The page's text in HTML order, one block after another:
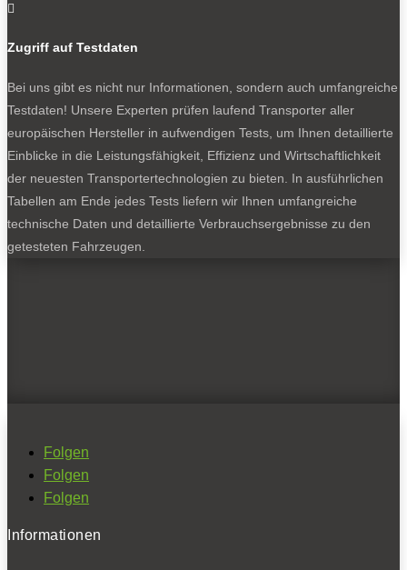

Zugriff auf Testdaten
Bei uns gibt es nicht nur Informationen, sondern auch umfangreiche
Testdaten! Unsere Experten prüfen laufend Transporter aller
europäischen Hersteller in aufwendigen Tests, um Ihnen detaillierte
Einblicke in die Leistungsfähigkeit, Effizienz und Wirtschaftlichkeit
der neuesten Transportertechnologien zu bieten. In ausführlichen
Tabellen am Ende jedes Tests liefern wir Ihnen umfangreiche
technische Daten und detaillierte Verbrauchsergebnisse zu den
getesteten Fahrzeugen.
Folgen
Folgen
Folgen
Informationen